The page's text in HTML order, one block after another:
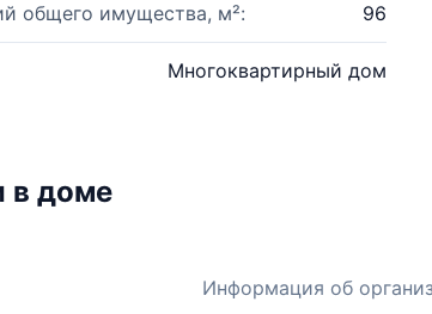
общего имущества, м²: 96
Многоквартирный дом
в доме
Информация об